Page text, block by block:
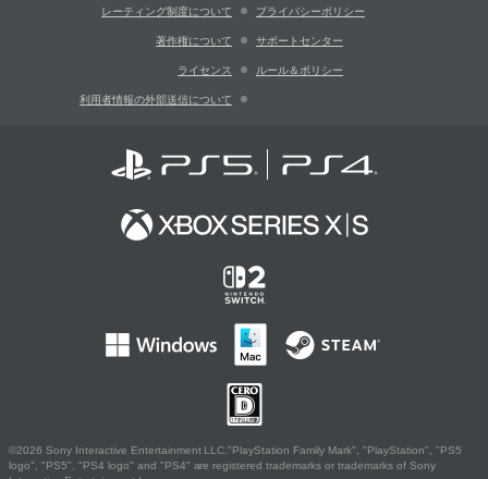
レーティング制度について プライバシーポリシー
著作権について サポートセンター
ライセンス ルール＆ポリシー
利用者情報の外部送信について
©2026 Sony Interactive Entertainment LLC."PlayStation Family Mark", "PlayStation", "PS5
logo", "PS5", "PS4 logo" and "PS4" are registered trademarks or trademarks of Sony